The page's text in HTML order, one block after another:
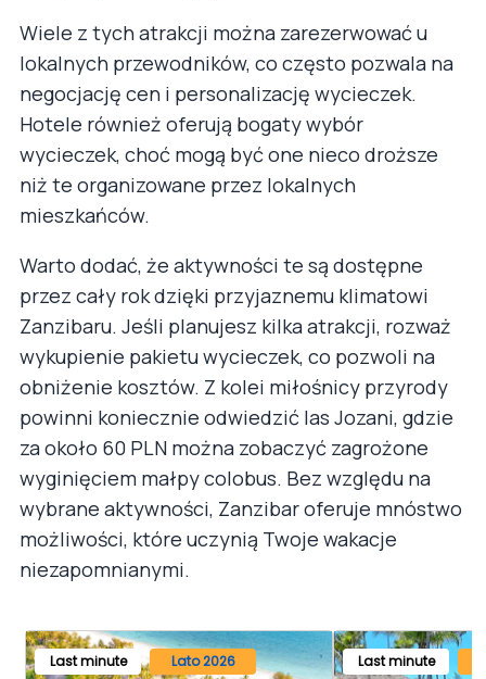
Wiele z tych atrakcji można zarezerwować u
lokalnych przewodników, co często pozwala na
negocjację cen i personalizację wycieczek.
Hotele również oferują bogaty wybór
wycieczek, choć mogą być one nieco droższe
niż te organizowane przez lokalnych
mieszkańców.
Warto dodać, że aktywności te są dostępne
przez cały rok dzięki przyjaznemu klimatowi
Zanzibaru. Jeśli planujesz kilka atrakcji, rozważ
wykupienie pakietu wycieczek, co pozwoli na
obniżenie kosztów. Z kolei miłośnicy przyrody
powinni koniecznie odwiedzić las Jozani, gdzie
za około 60 PLN można zobaczyć zagrożone
wyginięciem małpy colobus. Bez względu na
wybrane aktywności, Zanzibar oferuje mnóstwo
możliwości, które uczynią Twoje wakacje
niezapomnianymi.
Last minute Lato 2026 Last minute